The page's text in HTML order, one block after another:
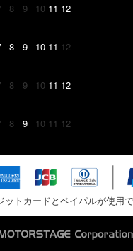
8 9 10 11 12
8 9 10 11 12
8 9 10 11 12
8 9 10 11 12
ットカードとペイパルが使用